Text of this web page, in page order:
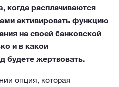
когда расплачиваются
активировать функцию
на своей банковской
и в какой
будете жертвовать.
опция, которая